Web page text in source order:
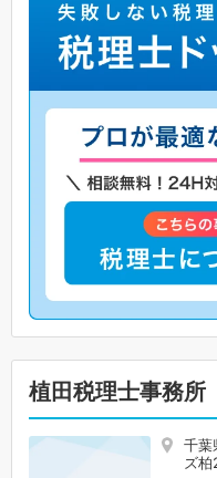
植田税理士事務所
千
ズ柏